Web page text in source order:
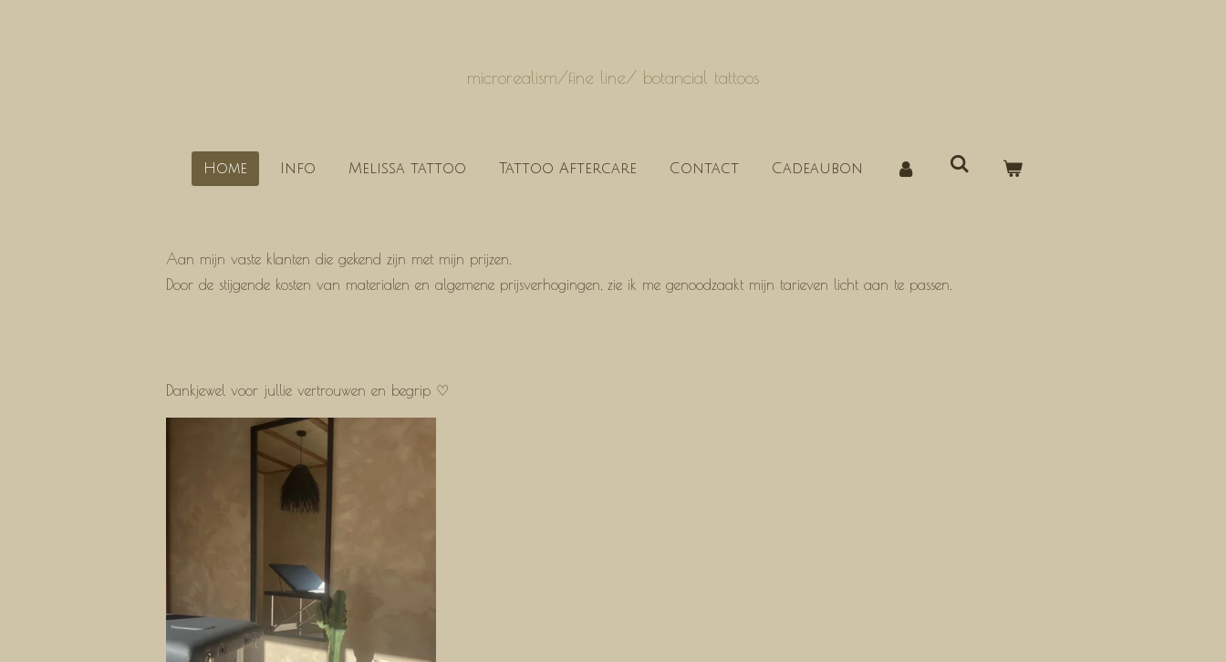
microrealism/fine line/ botancial tattoos
Home Info Melissa tattoo Tattoo Aftercare Contact Cadeaubon
Aan mijn vaste klanten die gekend zijn met mijn prijzen.
Door de stijgende kosten van materialen en algemene prijsverhogingen, zie ik me genoodzaakt mijn tarieven licht aan te passen.
Dankjewel voor jullie vertrouwen en begrip ♡